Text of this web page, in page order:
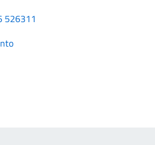
526311